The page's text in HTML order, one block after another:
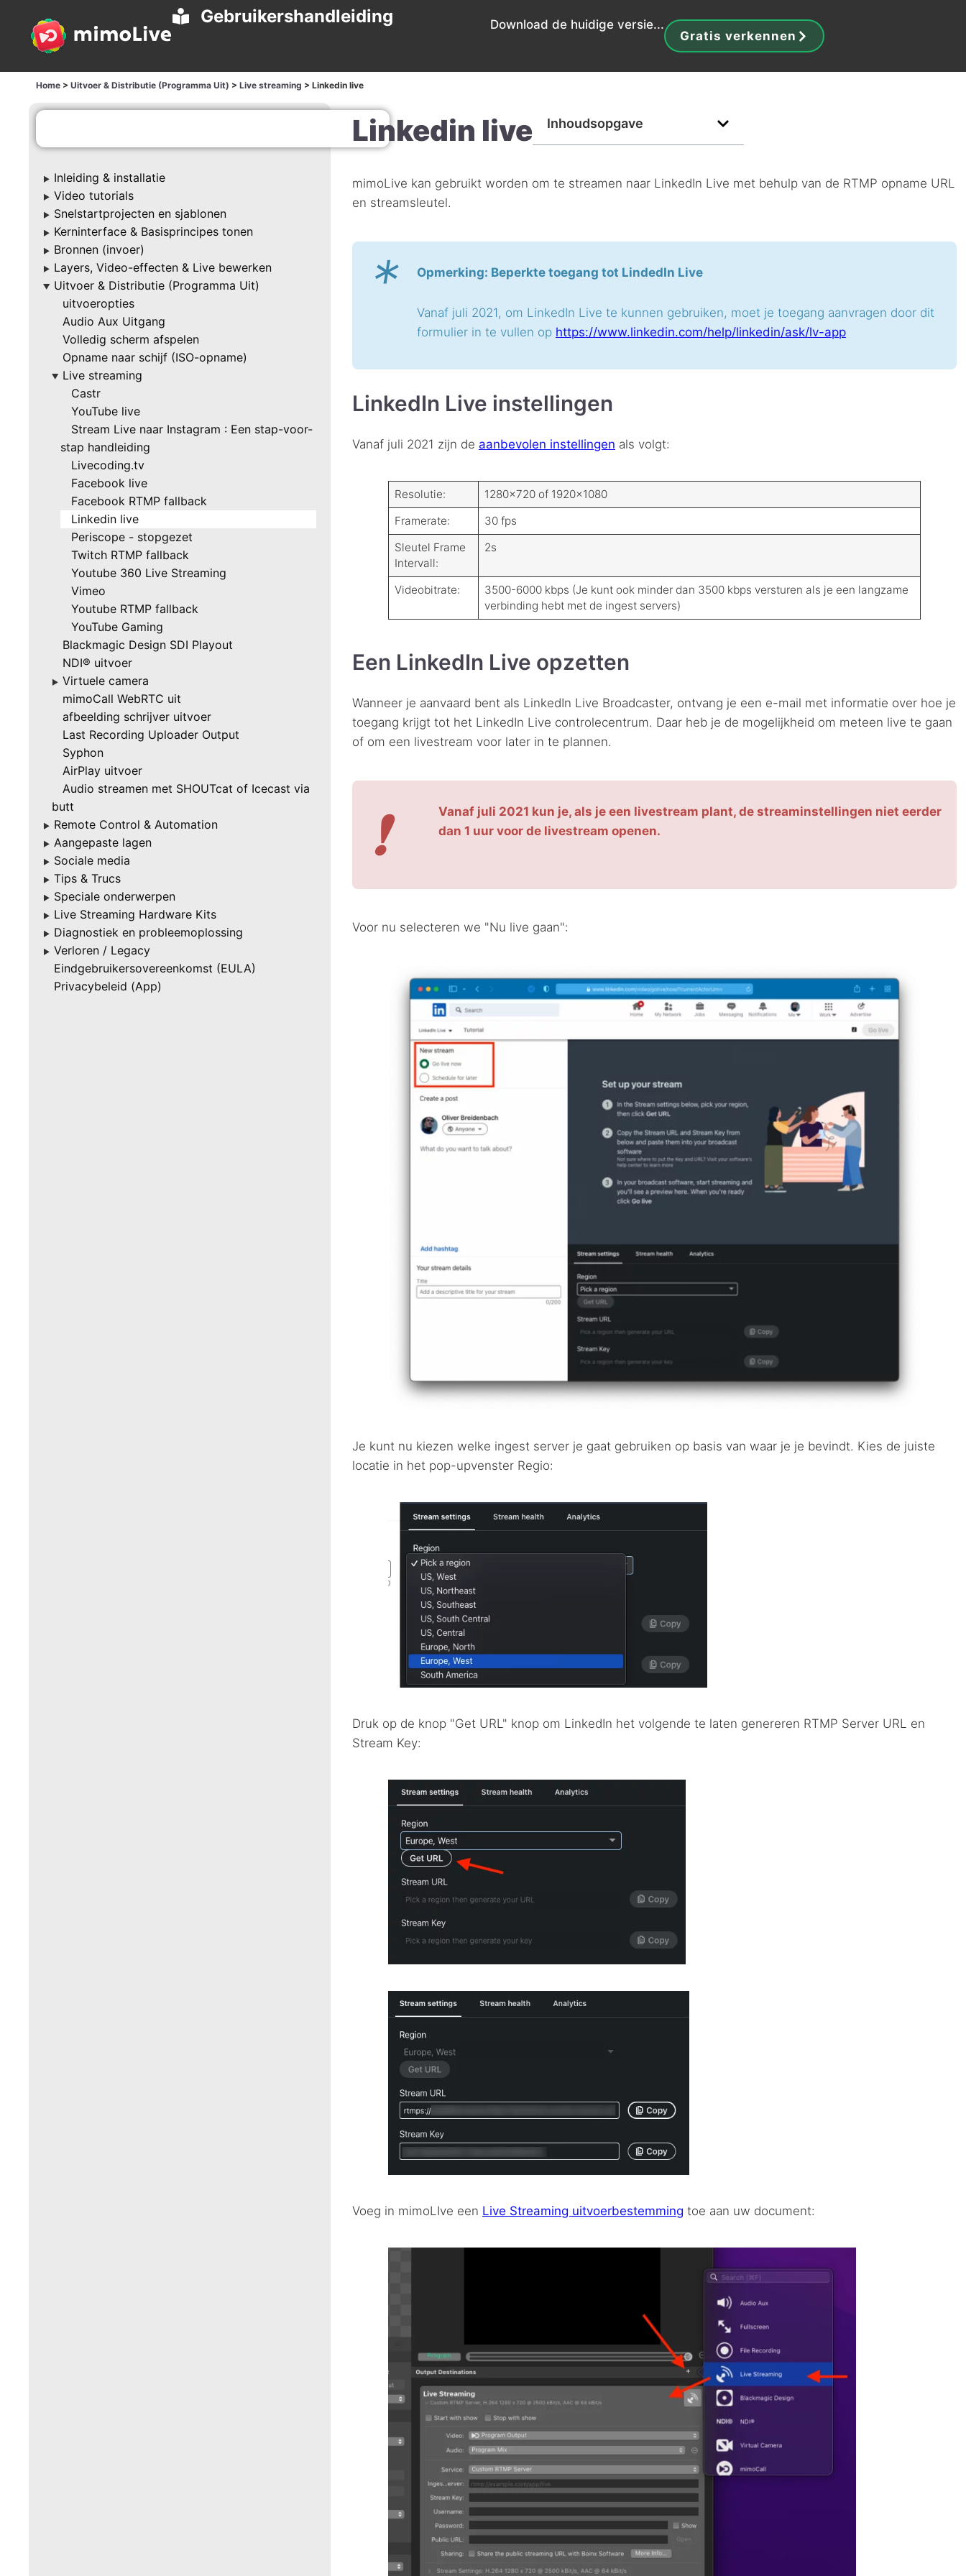
Gebruikershandleiding
Download de huidige versie...
Gratis verkennen
Home > Uitvoer & Distributie (Programma Uit) > Live streaming > Linkedin live
▶ Inleiding & installatie
▶ Video tutorials
▶ Snelstartprojecten en sjablonen
▶ Kerninterface & Basisprincipes tonen
▶ Bronnen (invoer)
▶ Layers, Video-effecten & Live bewerken
▶
Uitvoer & Distributie (Programma Uit)
uitvoeropties
Audio Aux Uitgang
Volledig scherm afspelen
Opname naar schijf (ISO-opname)
▶
Live streaming
Castr
YouTube live
Stream Live naar Instagram : Een stap-voor-
stap handleiding
Livecoding.tv
Facebook live
Facebook RTMP fallback
Linkedin live
Periscope - stopgezet
Twitch RTMP fallback
Youtube 360 Live Streaming
Vimeo
Youtube RTMP fallback
YouTube Gaming
Blackmagic Design SDI Playout
NDI® uitvoer
▶ Virtuele camera
mimoCall WebRTC uit
afbeelding schrijver uitvoer
Last Recording Uploader Output
Syphon
AirPlay uitvoer
Audio streamen met SHOUTcat of Icecast via
butt
▶ Remote Control & Automation
▶ Aangepaste lagen
▶ Sociale media
▶ Tips & Trucs
▶ Speciale onderwerpen
▶ Live Streaming Hardware Kits
▶ Diagnostiek en probleemoplossing
▶ Verloren / Legacy
Eindgebruikersovereenkomst (EULA)
Privacybeleid (App)
Linkedin live Inhoudsopgave
mimoLive kan gebruikt worden om te streamen naar LinkedIn Live met behulp van de RTMP opname URL
en streamsleutel.
* Opmerking: Beperkte toegang tot LindedIn Live
Vanaf juli 2021, om LinkedIn Live te kunnen gebruiken, moet je toegang aanvragen door dit
formulier in te vullen op https://www.linkedin.com/help/linkedin/ask/lv-app
LinkedIn Live instellingen
Vanaf juli 2021 zijn de aanbevolen instellingen als volgt:
Resolutie:
1280×720 of 1920×1080
Framerate:
30 fps
Sleutel Frame
Intervall:
2s
Videobitrate:
3500-6000 kbps (Je kunt ook minder dan 3500 kbps versturen als je een langzame
verbinding hebt met de ingest servers)
Een LinkedIn Live opzetten
Wanneer je aanvaard bent als LinkedIn Live Broadcaster, ontvang je een e-mail met informatie over hoe je
toegang krijgt tot het LinkedIn Live controlecentrum. Daar heb je de mogelijkheid om meteen live te gaan
of om een livestream voor later in te plannen.
❗
Vanaf juli 2021 kun je, als je een livestream plant, de streaminstellingen niet eerder
dan 1 uur voor de livestream openen.
Voor nu selecteren we "Nu live gaan":
Je kunt nu kiezen welke ingest server je gaat gebruiken op basis van waar je je bevindt. Kies de juiste
locatie in het pop-upvenster Regio:
Druk op de knop "Get URL" knop om LinkedIn het volgende te laten genereren RTMP Server URL en
Stream Key:
Voeg in mimoLIve een Live Streaming uitvoerbestemming toe aan uw document: